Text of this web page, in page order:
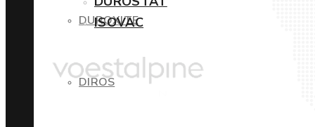
DUROXITE
DIROS
ISOVAC